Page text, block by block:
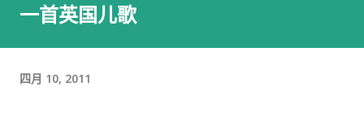
一首英国儿歌
四月 10, 2011